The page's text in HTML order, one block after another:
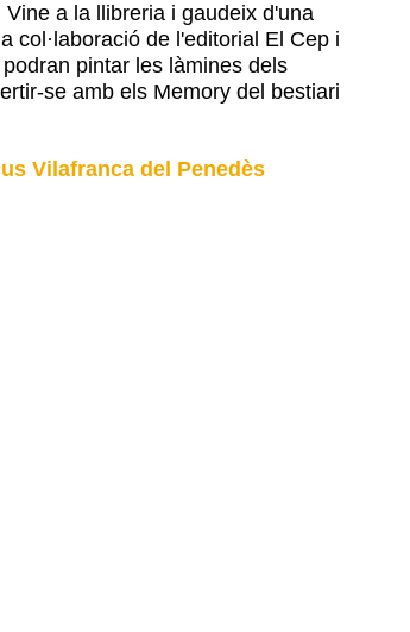
a la llibreria i gaudeix d'una
col·laboració de l'editorial El Cep i
pintar les làmines dels
se amb els Memory del bestiari
Vilafranca del Penedès